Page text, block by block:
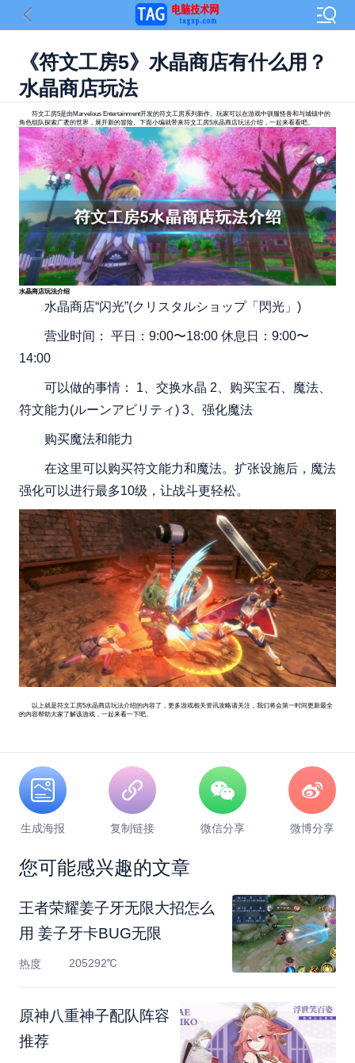
《符文工房5》水晶商店有什么用？
水晶商店玩法
符文工房5是由Marvelous Entertainment开发的符文工房系列新作。玩家可以在游戏中驯服怪兽和与城镇中的
角色组队探索广袤的世界，展开新的冒险。下面小编就带来符文工房5水晶商店玩法介绍，一起来看看吧。
水晶商店玩法介绍
水晶商店“闪光”(クリスタルショップ「閃光」)
营业时间： 平日：9:00〜18:00 休息日：9:00〜
14:00
可以做的事情： 1、交换水晶 2、购买宝石、魔法、
符文能力(ルーンアビリティ) 3、强化魔法
购买魔法和能力
在这里可以购买符文能力和魔法。扩张设施后，魔法
强化可以进行最多10级，让战斗更轻松。
以上就是符文工房5水晶商店玩法介绍的内容了，更多游戏相关资讯攻略请关注，我们将会第一时间更新最全
的内容帮助大家了解该游戏，一起来看一下吧。
生成海报 复制链接 微信分享 微博分享
您可能感兴趣的文章
王者荣耀姜子牙无限大招怎么
用 姜子牙卡BUG无限
热度 205292℃
原神八重神子配队阵容
推荐